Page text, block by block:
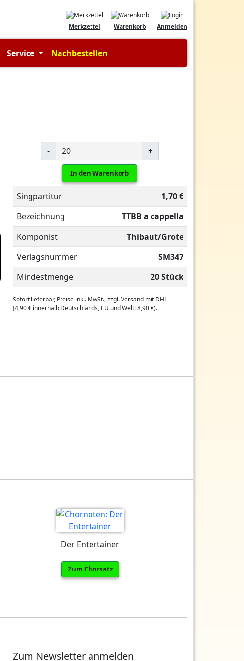
Anmelden
Warenkorb
Merkzettel
Service Nachbestellen
- +
In den Warenkorb
Singpartitur
1,70 €
Bezeichnung
TTBB a cappella
Komponist
Thibaut/Grote
Verlagsnummer
SM347
Mindestmenge
20 Stück
Sofort lieferbar, Preise inkl. MwSt., zzgl. Versand mit DHL
(4,90 € innerhalb Deutschlands, EU und Welt: 8,90 €).
Der Entertainer
Zum Chorsatz
Zum Newsletter anmelden